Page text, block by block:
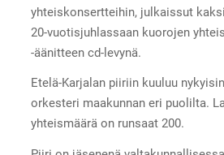
yhteiskonsertteihin, julkaissut
20-vuotisjuhlassaan kuorojen
-äänitteen cd-levynä.
Etelä-Karjalan piiriin kuuluu
orkesteri maakunnan eri puolilta.
yhteismäärä on runsaat 200.